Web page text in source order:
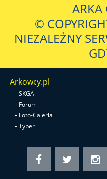
ARKA
©
NIEZALEŻNY
Arkowcy.pl
- SKGA
- Forum
- Foto-Galeria
- Typer